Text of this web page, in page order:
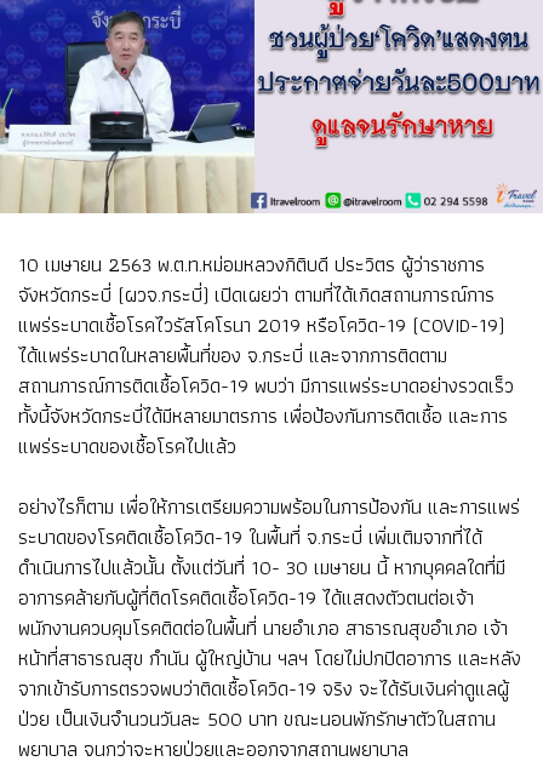
10 เมษายน 2563 พ.ต.ท.หม่อมหลวงกิติบดี ประวิตร ผู้​ว่าราชการ​
จังหวัดกระบี่ (ผวจ.กระบี่) เปิดเผยว่า ตามที่ได้เกิดสถานการณ์การ
แพร่ระบาดเชื้อโรคไวรัสโคโรนา 2019 หรือโควิด-19 (COVID-19)
ได้แพร่ระบาดในหลายพื้นที่ของ จ.กระบี่ และจากการติดตาม
สถานการณ์การติดเชื้อโควิด-19 พบว่า มีการแพร่ระบาดอย่างรวดเร็ว
ทั้งนี้จังหวัดกระบี่ได้มีหลายมาตรการ เพื่อป้องกันการติดเชื้อ และการ
แพร่ระบาดของเชื้อโรคไปแล้ว
อย่างไรก็ตาม เพื่อให้การเตรียมความพร้อมในการป้องกัน และการแพร่
ระบาดของโรคติดเชื้อโควิด-19 ในพื้นที่ จ.กระบี่ เพิ่มเติมจากที่ได้
ดำเนินการไปแล้วนั้น ตั้งแต่วันที่ 10- 30 เมษายน นี้ หากบุคคลใดที่มี
อาการคล้ายกับผู้ที่ติดโรคติดเชื้อโควิด-19 ได้แสดงตัวตนต่อเจ้า
พนักงานควบคุมโรคติดต่อในพื้นที่ นายอำเภอ สาธารณสุขอำเภอ เจ้า
หน้าที่สาธารณสุข กำนัน ผู้ใหญ่บ้าน ฯลฯ โดยไม่ปกปิดอาการ และหลัง
จากเข้ารับการตรวจพบว่าติดเชื้อโควิด-19 จริง จะได้รับเงินค่าดูแลผู้
ป่วย เป็นเงินจำนวนวันละ 500 บาท ขณะนอนพักรักษาตัวในสถาน
พยาบาล จนกว่าจะหายป่วยและออกจากสถานพยาบาล